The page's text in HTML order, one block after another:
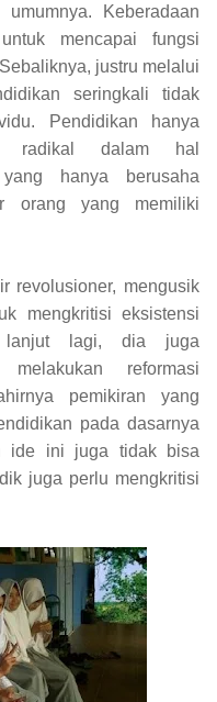
Keberadaan
mencapai fungsi
justru melalui
seringkali tidak
Pendidikan hanya
radikal dalam hal
hanya berusaha
orang yang memiliki
revolusioner, mengusik
mengkritisi eksistensi
lanjut lagi, dia juga
reformasi
pemikiran yang
pada dasarnya
ide ini juga tidak bisa
juga perlu mengkritisi